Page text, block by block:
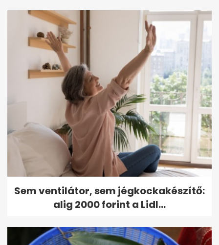
Sem ventilátor, sem jégkockakészítő:
alig 2000 forint a Lidl...